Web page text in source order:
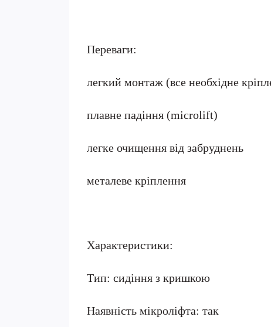
Переваги:
легкий монтаж (все необхідне
плавне падіння (microlift)
легке очищення від забруднень
металеве кріплення
Характеристики:
Тип: сидіння з кришкою
Наявність мікроліфта: так